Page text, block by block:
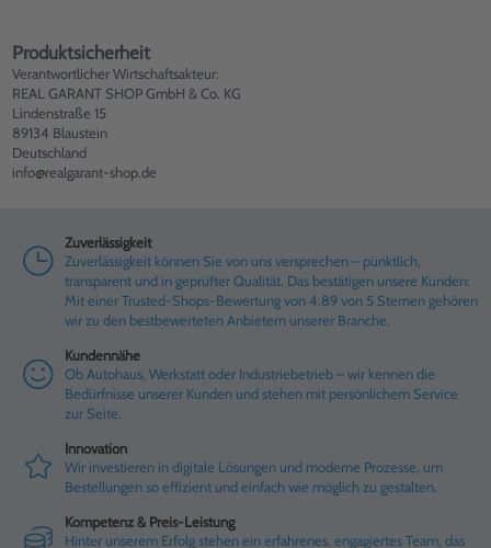
Produktsicherheit
Verantwortlicher Wirtschaftsakteur:
REAL GARANT SHOP GmbH & Co. KG
Lindenstraße 15
89134 Blaustein
Deutschland
info@realgarant-shop.de
Zuverlässigkeit
Zuverlässigkeit können Sie von uns versprechen – pünktlich,
transparent und in geprüfter Qualität. Das bestätigen unsere Kunden:
Mit einer Trusted-Shops-Bewertung von 4.89 von 5 Sternen gehören
wir zu den bestbewerteten Anbietern unserer Branche.
Kundennähe
Ob Autohaus, Werkstatt oder Industriebetrieb – wir kennen die
Bedürfnisse unserer Kunden und stehen mit persönlichem Service
zur Seite.
Innovation
Wir investieren in digitale Lösungen und moderne Prozesse, um
Bestellungen so effizient und einfach wie möglich zu gestalten.
Kompetenz & Preis-Leistung
Hinter unserem Erfolg stehen ein erfahrenes, engagiertes Team, das